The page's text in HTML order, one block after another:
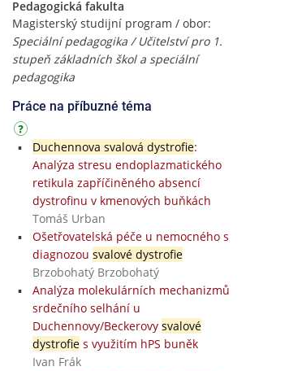
Pedagogická fakulta
Magisterský studijní program / obor:
Speciální pedagogika / Učitelství pro 1.
stupeň základních škol a speciální
pedagogika
Práce na příbuzné téma
Duchennova svalová dystrofie:
Analýza stresu endoplazmatického
retikula zapříčiněného absencí
dystrofinu v kmenových buňkách
Tomáš Urban
Ošetřovatelská péče u nemocného s
diagnozou svalové dystrofie
Brzobohatý Brzobohatý
Analýza molekulárních mechanizmů
srdečního selhání u
Duchennovy/Beckerovy svalové
dystrofies využitím hPS buněk
Ivan Frák